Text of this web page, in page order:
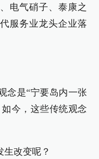
电气硝子、泰康之
服务业龙头企业落
念是“宁要岛内一张
今，这些传统观念
生改变呢？